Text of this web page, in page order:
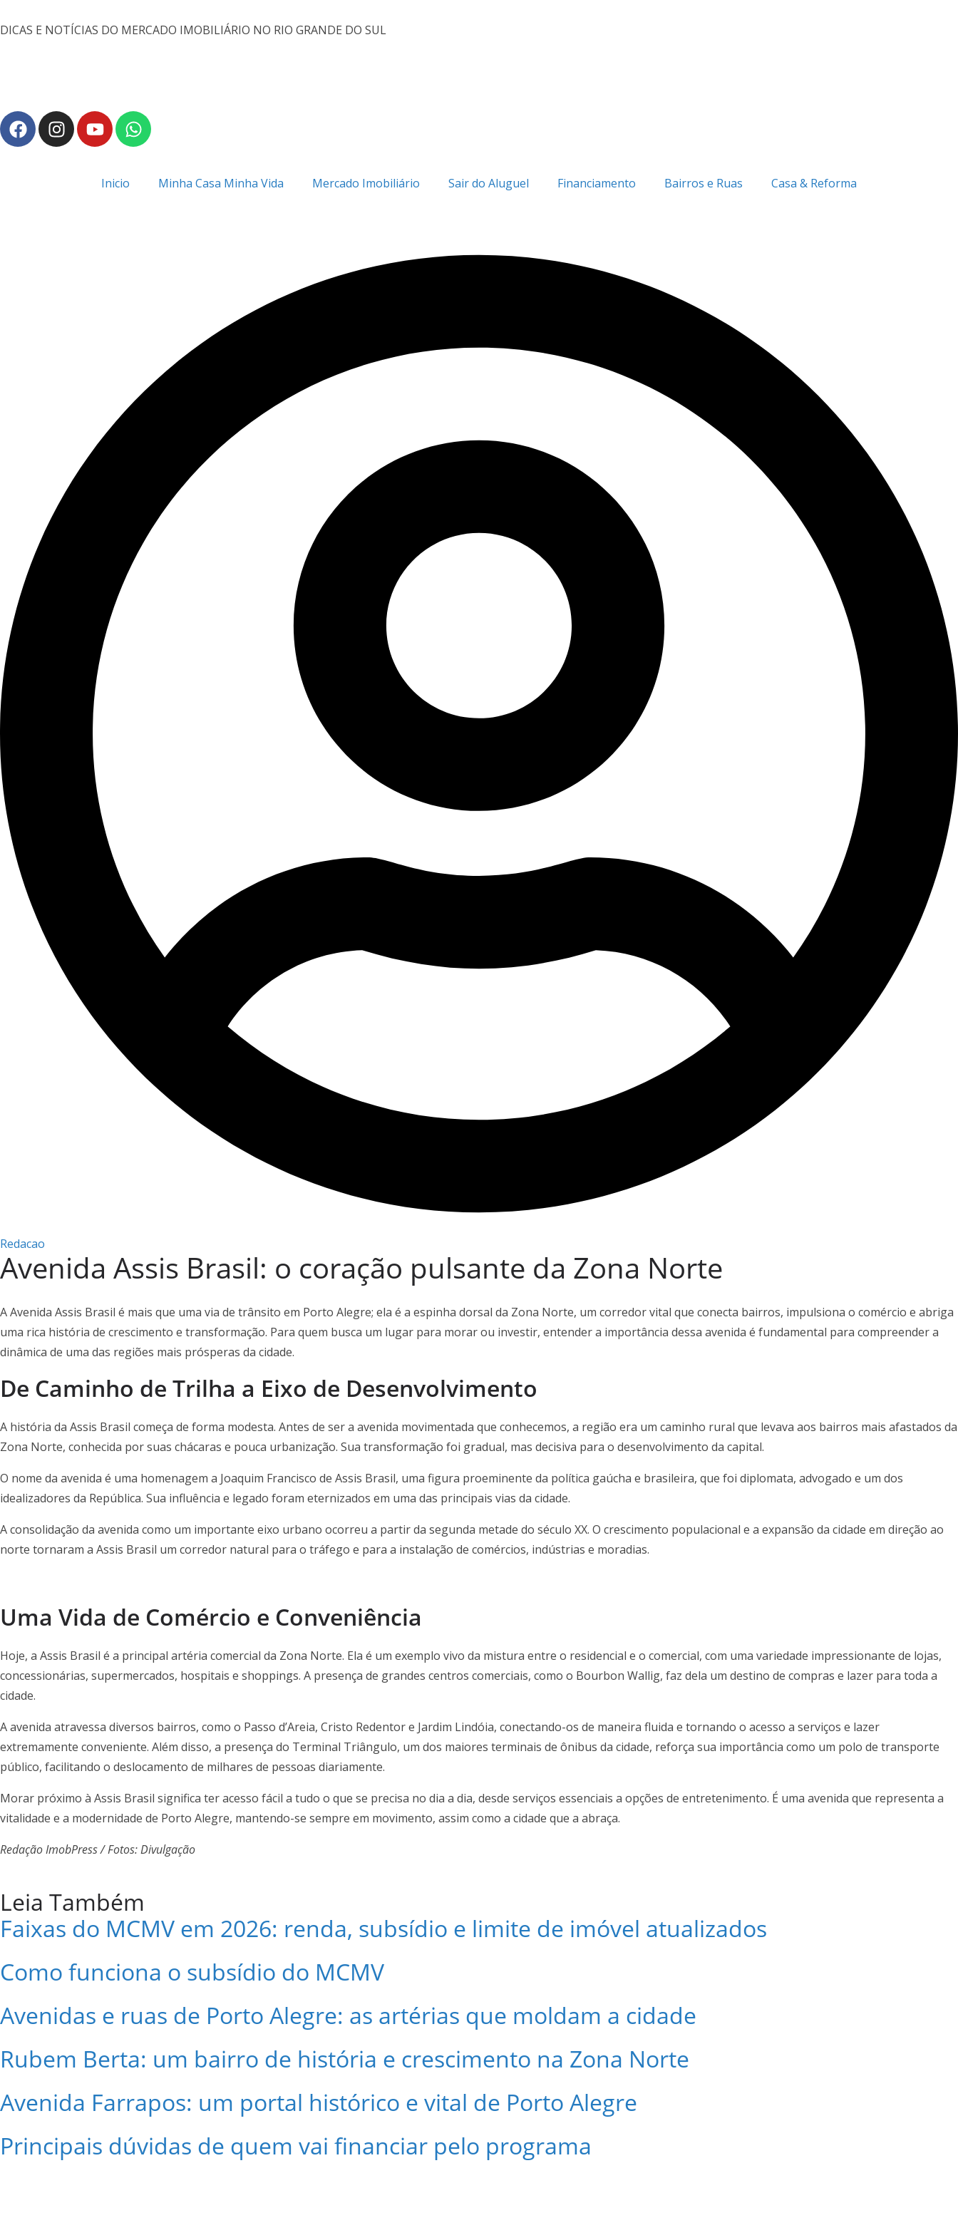
DICAS E NOTÍCIAS DO MERCADO IMOBILIÁRIO NO RIO GRANDE DO SUL
Inicio Minha Casa Minha Vida Mercado Imobiliário Sair do Aluguel Financiamento Bairros e Ruas Casa & Reforma
Redacao
Avenida Assis Brasil: o coração pulsante da Zona Norte
A Avenida Assis Brasil é mais que uma via de trânsito em Porto Alegre; ela é a espinha dorsal da Zona Norte, um corredor vital que conecta bairros, impulsiona o comércio e abriga
uma rica história de crescimento e transformação. Para quem busca um lugar para morar ou investir, entender a importância dessa avenida é fundamental para compreender a
dinâmica de uma das regiões mais prósperas da cidade.
De Caminho de Trilha a Eixo de Desenvolvimento
A história da Assis Brasil começa de forma modesta. Antes de ser a avenida movimentada que conhecemos, a região era um caminho rural que levava aos bairros mais afastados da
Zona Norte, conhecida por suas chácaras e pouca urbanização. Sua transformação foi gradual, mas decisiva para o desenvolvimento da capital.
O nome da avenida é uma homenagem a Joaquim Francisco de Assis Brasil, uma figura proeminente da política gaúcha e brasileira, que foi diplomata, advogado e um dos
idealizadores da República. Sua influência e legado foram eternizados em uma das principais vias da cidade.
A consolidação da avenida como um importante eixo urbano ocorreu a partir da segunda metade do século XX. O crescimento populacional e a expansão da cidade em direção ao
norte tornaram a Assis Brasil um corredor natural para o tráfego e para a instalação de comércios, indústrias e moradias.
Uma Vida de Comércio e Conveniência
Hoje, a Assis Brasil é a principal artéria comercial da Zona Norte. Ela é um exemplo vivo da mistura entre o residencial e o comercial, com uma variedade impressionante de lojas,
concessionárias, supermercados, hospitais e shoppings. A presença de grandes centros comerciais, como o Bourbon Wallig, faz dela um destino de compras e lazer para toda a
cidade.
A avenida atravessa diversos bairros, como o Passo d’Areia, Cristo Redentor e Jardim Lindóia, conectando-os de maneira fluida e tornando o acesso a serviços e lazer
extremamente conveniente. Além disso, a presença do Terminal Triângulo, um dos maiores terminais de ônibus da cidade, reforça sua importância como um polo de transporte
público, facilitando o deslocamento de milhares de pessoas diariamente.
Morar próximo à Assis Brasil significa ter acesso fácil a tudo o que se precisa no dia a dia, desde serviços essenciais a opções de entretenimento. É uma avenida que representa a
vitalidade e a modernidade de Porto Alegre, mantendo-se sempre em movimento, assim como a cidade que a abraça.
Redação ImobPress / Fotos: Divulgação
Leia Também
Faixas do MCMV em 2026: renda, subsídio e limite de imóvel atualizados
Como funciona o subsídio do MCMV
Avenidas e ruas de Porto Alegre: as artérias que moldam a cidade
Rubem Berta: um bairro de história e crescimento na Zona Norte
Avenida Farrapos: um portal histórico e vital de Porto Alegre
Principais dúvidas de quem vai financiar pelo programa